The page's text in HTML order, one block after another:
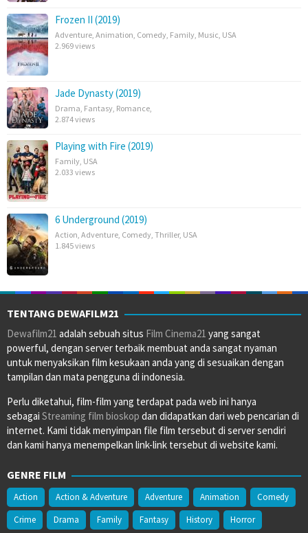
Frozen II (2019)
Adventure Animation Comedy Family Music USA
2.969 views
Jade Dynasty (2019)
Drama Fantasy Romance
2.874 views
Playing with Fire (2019)
Family USA
2.033 views
6 Underground (2019)
Action Adventure Comedy Thriller, USA
1.845 views
TENTANG DEWAFILM21
Dewafilm21 adalah sebuah situs Film Cinema21 yang sangat
powerful, dengan server terbaik membuat anda sangat nyaman
untuk menyaksikan film kesukaan anda yang di sesuaikan dengan
tampilan dan mata pengguna di indonesia.
Perlu diketahui, film-film yang terdapat pada web ini hanya
sebagai Streaming film bioskop dan didapatkan dari web pencarian di
internet. Kami tidak menyimpan file film tersebut di server sendiri
dan kami hanya menempelkan link-link tersebut di website kami.
GENRE FILM
Action Action & Adventure Adventure Animation
Comedy
Crime
Drama Family Fantasy History Horror